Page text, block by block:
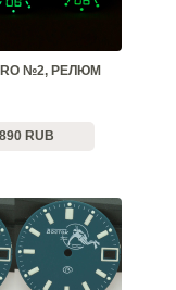
№2, РЕЛЮМ
RUB